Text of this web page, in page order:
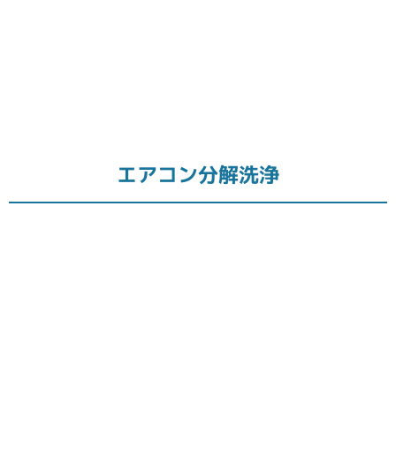
エアコン分解洗浄